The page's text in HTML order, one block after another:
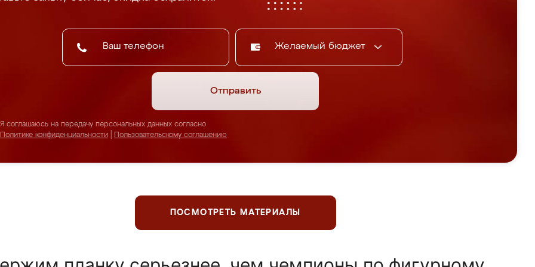
Желаемый бюджет
Отправить
Я соглашаюсь на передачу персональных данных согласно
Политике конфиденциальности
Пользовательскому соглашению
ПОСМОТРЕТЬ МАТЕРИАЛЫ